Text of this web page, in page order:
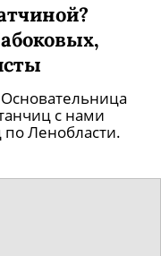
с нами
по Ленобласти.